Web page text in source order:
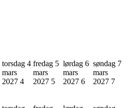
torsdag 4
mars
2027 4
fredag 5
mars
2027 5
lørdag 6
mars
2027 6
søndag 7
mars
2027 7